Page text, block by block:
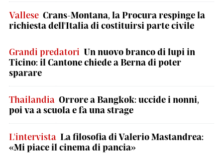
Vallese Crans-Montana, la Procura respinge la
richiesta dell'Italia di costituirsi parte civile
Grandi predatori Un nuovo branco di lupi in
Ticino: il Cantone chiede a Berna di poter
sparare
Thailandia Orrore a Bangkok: uccide i nonni,
poi va a scuola e fa una strage
L'intervista La filosofia di Valerio Mastandrea:
«Mi piace il cinema di pancia»